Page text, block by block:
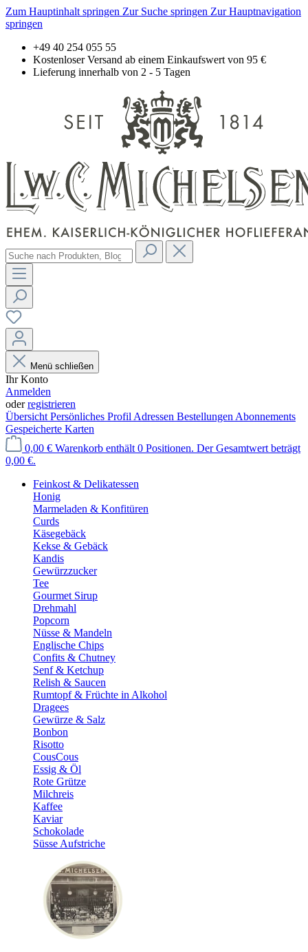
Zum Hauptinhalt springen Zur Suche springen Zur Hauptnavigation
springen
+49 40 254 055 55
Kostenloser Versand ab einem Einkaufswert von 95 €
Lieferung innerhalb von 2 - 5 Tagen
Menü schließen
Ihr Konto
Anmelden
oderregistrieren
Übersicht Persönliches Profil Adressen Bestellungen Abonnements
Gespeicherte Karten
0,00 € Warenkorb enthält 0 Positionen. Der Gesamtwert beträgt
0,00 €.
Feinkost & Delikatessen
Honig
Marmeladen & Konfitüren
Curds
Käsegebäck
Kekse & Gebäck
Kandis
Gewürzzucker
Tee
Gourmet Sirup
Drehmahl
Popcorn
Nüsse & Mandeln
Englische Chips
Confits & Chutney
Senf & Ketchup
Relish & Saucen
Rumtopf & Früchte in Alkohol
Dragees
Gewürze & Salz
Bonbon
Risotto
CousCous
Essig & Öl
Rote Grütze
Milchreis
Kaffee
Kaviar
Schokolade
Süsse Aufstriche